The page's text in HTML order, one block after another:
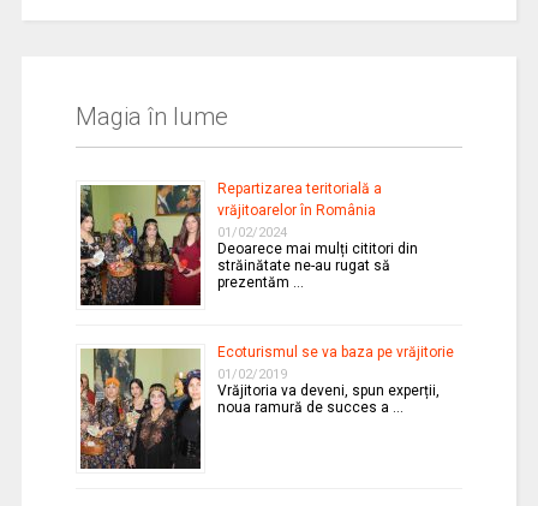
Magia în lume
Repartizarea teritorială a
vrăjitoarelor în România
01/02/2024
Deoarece mai mulți cititori din
străinătate ne-au rugat să
prezentăm …
Ecoturismul se va baza pe vrăjitorie
01/02/2019
Vrăjitoria va deveni, spun experții,
noua ramură de succes a …